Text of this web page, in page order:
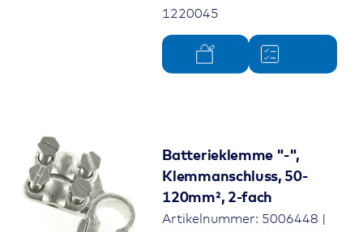
1220045
Batterieklemme "-",
Klemmanschluss, 50-
120mm², 2-fach
Artikelnummer: 5006448 |